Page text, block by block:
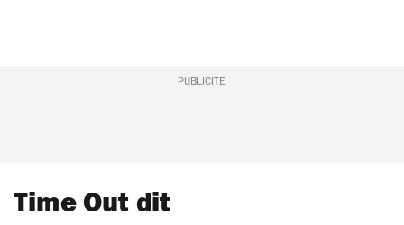
PUBLICITÉ
Time Out dit